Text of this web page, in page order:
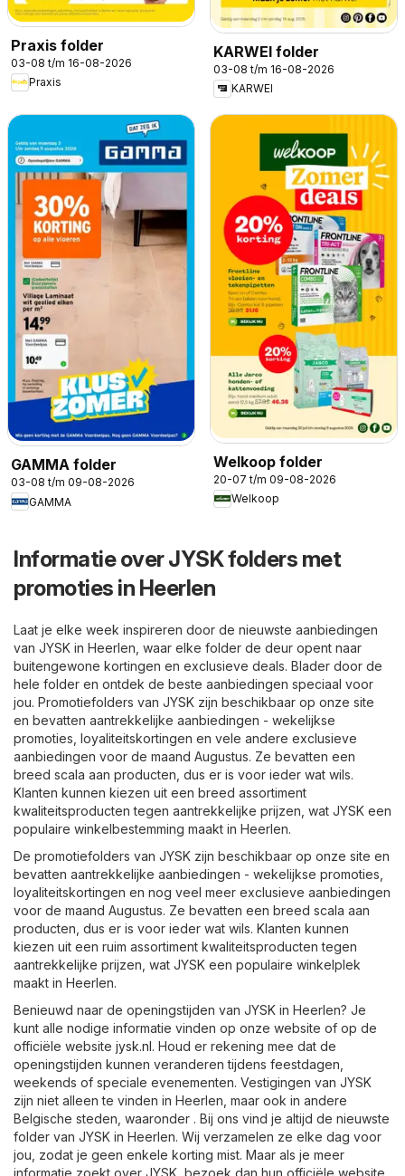
Praxis folder
03-08 t/m 16-08-2026
Praxis
KARWEI folder
03-08 t/m 16-08-2026
KARWEI
GAMMA folder
03-08 t/m 09-08-2026
GAMMA
Welkoop folder
20-07 t/m 09-08-2026
Welkoop
Informatie over JYSK folders met
promoties in Heerlen
Laat je elke week inspireren door de nieuwste aanbiedingen
van JYSK in Heerlen, waar elke folder de deur opent naar
buitengewone kortingen en exclusieve deals. Blader door de
hele folder en ontdek de beste aanbiedingen speciaal voor
jou. Promotiefolders van JYSK zijn beschikbaar op onze site
en bevatten aantrekkelijke aanbiedingen - wekelijkse
promoties, loyaliteitskortingen en vele andere exclusieve
aanbiedingen voor de maand Augustus. Ze bevatten een
breed scala aan producten, dus er is voor ieder wat wils.
Klanten kunnen kiezen uit een breed assortiment
kwaliteitsproducten tegen aantrekkelijke prijzen, wat JYSK een
populaire winkelbestemming maakt in Heerlen.
De promotiefolders van JYSK zijn beschikbaar op onze site en
bevatten aantrekkelijke aanbiedingen - wekelijkse promoties,
loyaliteitskortingen en nog veel meer exclusieve aanbiedingen
voor de maand Augustus. Ze bevatten een breed scala aan
producten, dus er is voor ieder wat wils. Klanten kunnen
kiezen uit een ruim assortiment kwaliteitsproducten tegen
aantrekkelijke prijzen, wat JYSK een populaire winkelplek
maakt in Heerlen.
Benieuwd naar de openingstijden van JYSK in Heerlen? Je
kunt alle nodige informatie vinden op onze website of op de
officiële website jysk.nl. Houd er rekening mee dat de
openingstijden kunnen veranderen tijdens feestdagen,
weekends of speciale evenementen. Vestigingen van JYSK
zijn niet alleen te vinden in Heerlen, maar ook in andere
Belgische steden, waaronder . Bij ons vind je altijd de nieuwste
folder van JYSK in Heerlen. Wij verzamelen ze elke dag voor
jou, zodat je geen enkele korting mist. Maar als je meer
informatie zoekt over JYSK, bezoek dan hun officiële website